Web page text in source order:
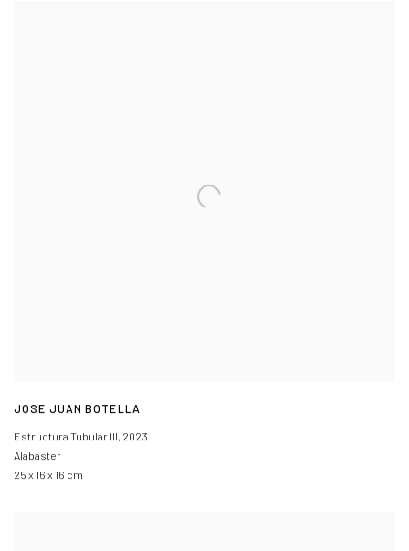
JOSE JUAN BOTELLA
Estructura Tubular III, 2023
Alabaster
25 x 16 x 16 cm